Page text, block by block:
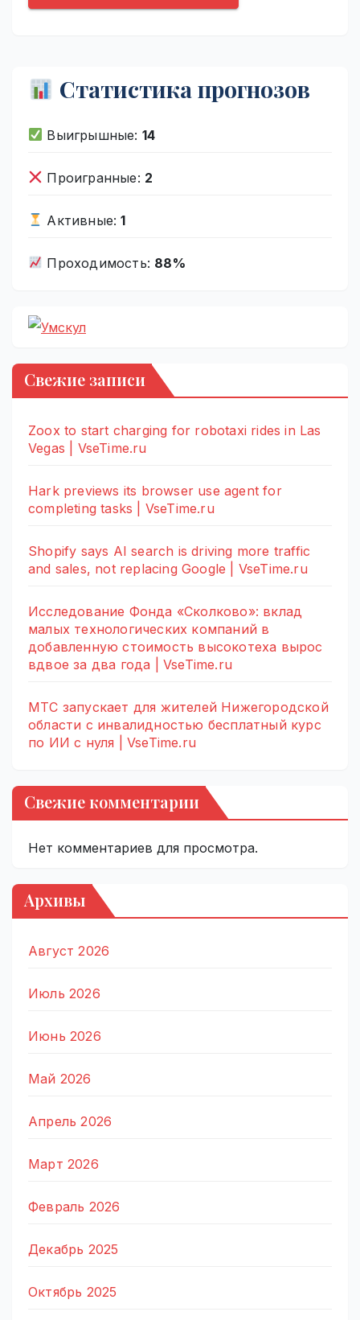
Статистика прогнозов
Выигрышные: 14
Проигранные: 2
Активные:1
Проходимость: 88%
Свежие записи
Zoox to start charging for robotaxi rides in Las
Vegas | VseTime.ru
Hark previews its browser use agent for
completing tasks | VseTime.ru
Shopify says AI search is driving more traffic
and sales, not replacing Google | VseTime.ru
Исследование Фонда «Сколково»: вклад
малых технологических компаний в
добавленную стоимость высокотеха вырос
вдвое за два года | VseTime.ru
МТС запускает для жителей Нижегородской
области с инвалидностью бесплатный курс
по ИИ с нуля | VseTime.ru
Свежие комментарии
Нет комментариев для просмотра.
Архивы
Август 2026
Июль 2026
Июнь 2026
Май 2026
Апрель 2026
Март 2026
Февраль 2026
Декабрь 2025
Октябрь 2025